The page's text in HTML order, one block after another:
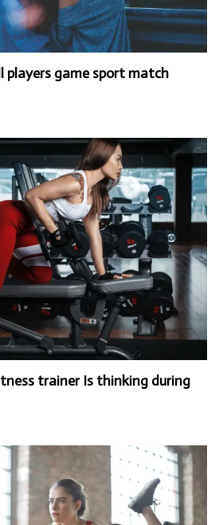
players game sport match
trainer Is thinking during